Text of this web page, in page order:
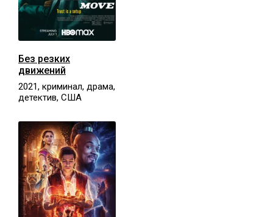
Без резких
движений
2021, криминал, драма,
детектив, США